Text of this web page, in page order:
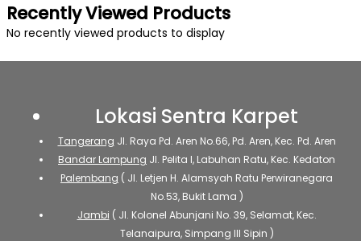
Recently Viewed Products
No recently viewed products to display
Lokasi Sentra Karpet
Tangerang Jl. Raya Pd. Aren No.66, Pd. Aren, Kec. Pd. Aren
Bandar Lampung Jl. Pelita I, Labuhan Ratu, Kec. Kedaton
Palembang ( Jl. Letjen H. Alamsyah Ratu Perwiranegara
No.53, Bukit Lama )
Jambi ( Jl. Kolonel Abunjani No. 39, Selamat, Kec.
Telanaipura, Simpang III Sipin )